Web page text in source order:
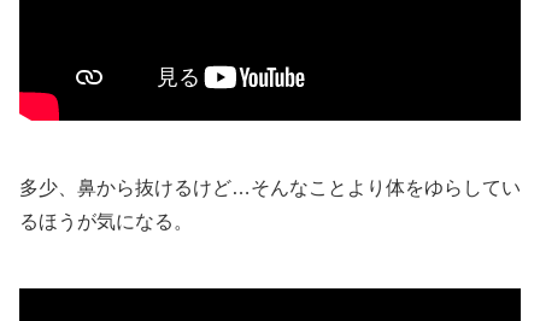
多少、鼻から抜けるけど…そんなことより体をゆらしてい
るほうが気になる。